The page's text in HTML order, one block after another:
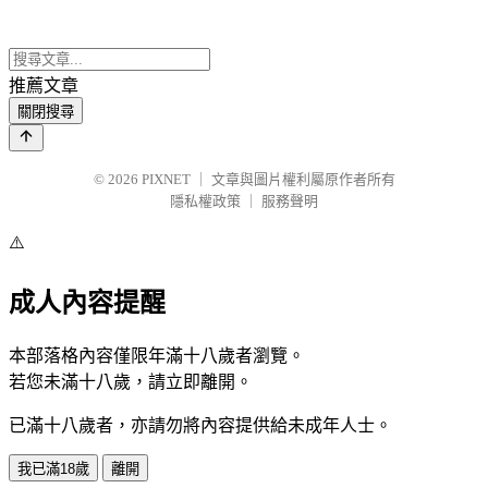
推薦文章
關閉搜尋
© 2026 PIXNET
文章與圖片權利屬原作者所有
隱私權政策
服務聲明
⚠️
成人內容提醒
本部落格內容僅限年滿十八歲者瀏覽。
若您未滿十八歲，請立即離開。
已滿十八歲者，亦請勿將內容提供給未成年人士。
我已滿18歲 離開